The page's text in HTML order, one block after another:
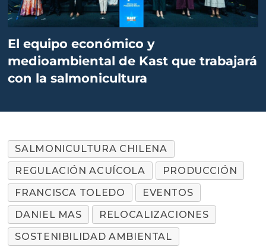
El equipo económico y
medioambiental de Kast que trabajará
con la salmonicultura
SALMONICULTURA CHILENA
REGULACIÓN ACUÍCOLA
PRODUCCIÓN
FRANCISCA TOLEDO
EVENTOS
DANIEL MAS
RELOCALIZACIONES
SOSTENIBILIDAD AMBIENTAL